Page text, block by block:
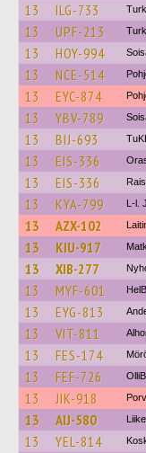
13 ILG-733
13 UPF-213
13 HOY-994
13 NCE-514
13 EYC-874
13 YBV-789
13 BIJ-693 TuKL
13 EIS-336
13 EIS-336
13 KYA-799 L-l.
13 AZX-102
13 KIU-917
13 XIB-277
13 MYF-601 HelB
13 EYG-813
13 VIT-811
13 FES-174
13 FEF-726
13 JIK-918
13 AIJ-580
13 YEL-814